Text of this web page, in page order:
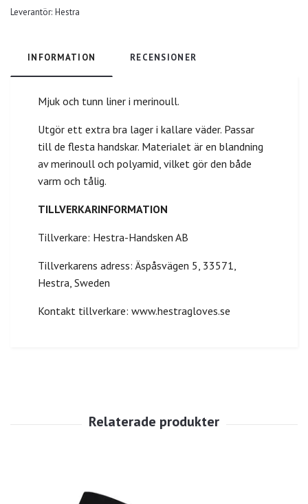
Leverantör: Hestra
INFORMATION RECENSIONER
Mjuk och tunn liner i merinoull.
Utgör ett extra bra lager i kallare väder. Passar
till de flesta handskar. Materialet är en blandning
av merinoull och polyamid, vilket gör den både
varm och tålig.
TILLVERKARINFORMATION
Tillverkare: Hestra-Handsken AB
Tillverkarens adress: Äspåsvägen 5, 33571,
Hestra, Sweden
Kontakt tillverkare: www.hestragloves.se